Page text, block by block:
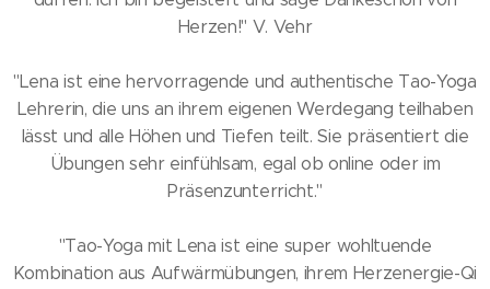
Herzen!" V. Vehr
"Lena ist eine hervorragende und authentische Tao-Yoga
Lehrerin, die uns an ihrem eigenen Werdegang teilhaben
lässt und alle Höhen und Tiefen teilt. Sie präsentiert die
Übungen sehr einfühlsam, egal ob online oder im
Präsenzunterricht."
"Tao-Yoga mit Lena ist eine super wohltuende
Kombination aus Aufwärmübungen, ihrem Herzenergie-Qi